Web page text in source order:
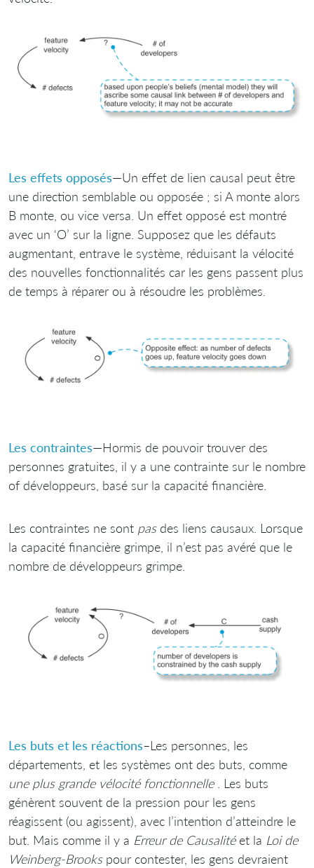
Les effets opposés—Un effet de lien causal peut être
une direction semblable ou opposée ; si A monte alors
B monte, ou vice versa. Un effet opposé est montré
avec un ‘O’ sur la ligne. Supposez que les défauts
augmentant, entrave le système, réduisant la vélocité
des nouvelles fonctionnalités car les gens passent plus
de temps à réparer ou à résoudre les problèmes.
Les contraintes—Hormis de pouvoir trouver des
personnes gratuites, il y a une contrainte sur le nombre
of développeurs, basé sur la capacité financière.
Les contraintes ne sont pasdes liens causaux. Lorsque
la capacité financière grimpe, il n’est pas avéré que le
nombre de développeurs grimpe.
Les buts et les réactions–Les personnes, les
départements, et les systèmes ont des buts, comme
une plus grande vélocité fonctionnelle. Les buts
génèrent souvent de la pression pour les gens
réagissent (ou agissent), avec l’intention d’atteindre le
but. Mais comme il y a Erreur de Causalitéet la Loi de
Weinberg-Brookspour contester, les gens devraient